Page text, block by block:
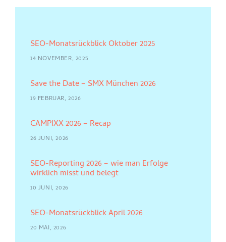
SEO-Monatsrückblick Oktober 2025
14 NOVEMBER, 2025
Save the Date – SMX München 2026
19 FEBRUAR, 2026
CAMPIXX 2026 – Recap
26 JUNI, 2026
SEO-Reporting 2026 – wie man Erfolge
wirklich misst und belegt
10 JUNI, 2026
SEO-Monatsrückblick April 2026
20 MAI, 2026